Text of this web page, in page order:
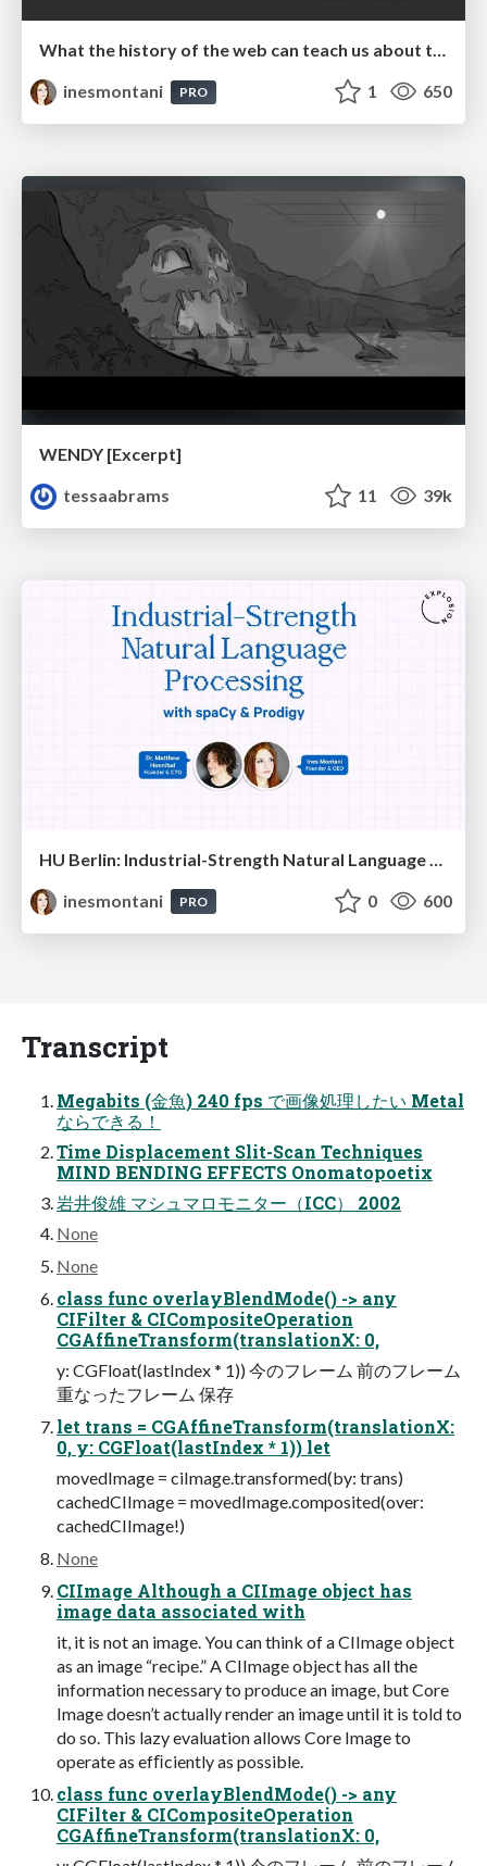
What the history of the web can teach us about the future of AI
inesmontani
PRO 1 650
WENDY [Excerpt]
tessaabrams
11 39k
inesmontani
PRO 0 600
Transcript
Megabits (⾦⿂) 240 fps で画像処理したい Metal
ならできる！
Time Displacement Slit-Scan Techniques
MIND BENDING EFFECTS Onomatopoetix
岩井俊雄 マシュマロモニター（ICC） 2002
None
None
class func overlayBlendMode() -> any
CIFilter & CICompositeOperation
CGAffineTransform(translationX: 0,
y: CGFloat(lastIndex * 1)) 今のフレーム 前のフレーム
重なったフレーム 保存
let trans = CGAffineTransform(translationX:
0, y: CGFloat(lastIndex * 1)) let
movedImage = ciImage.transformed(by: trans)
cachedCIImage = movedImage.composited(over:
cachedCIImage!)
None
CIImage Although a CIImage object has
image data associated with
it, it is not an image. You can think of a CIImage object
as an image “recipe.” A CIImage object has all the
information necessary to produce an image, but Core
Image doesn’t actually render an image until it is told to
do so. This lazy evaluation allows Core Image to
operate as efﬁciently as possible.
class func overlayBlendMode() -> any
CIFilter & CICompositeOperation
CGAffineTransform(translationX: 0,